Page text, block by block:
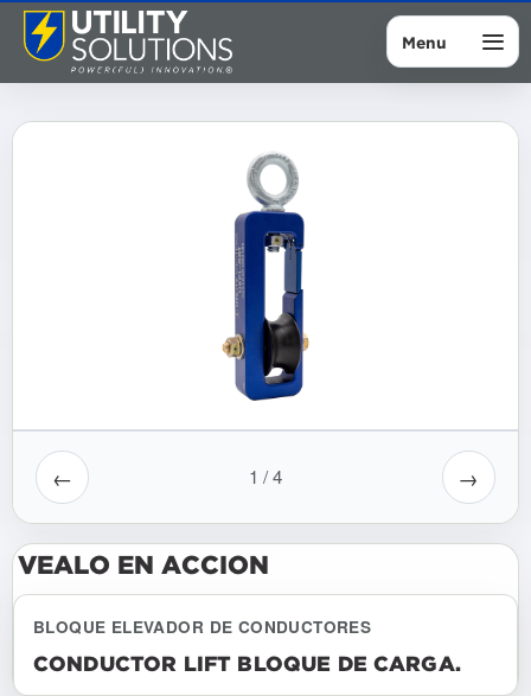
Menu
← 1 /4 →
VEALO EN ACCION
BLOQUE ELEVADOR DE CONDUCTORES
CONDUCTOR LIFT BLOQUE DE CARGA.